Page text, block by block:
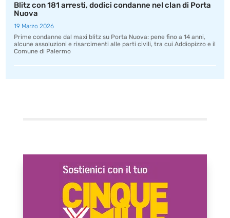
Blitz con 181 arresti, dodici condanne nel clan di Porta
Nuova
19 Marzo 2026
Prime condanne dal maxi blitz su Porta Nuova: pene fino a 14 anni,
alcune assoluzioni e risarcimenti alle parti civili, tra cui Addiopizzo e il
Comune di Palermo